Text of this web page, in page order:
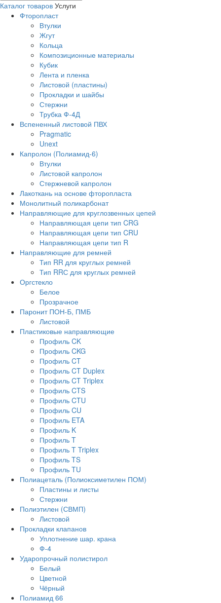
Каталог товаров Услуги
Фторопласт
Втулки
Жгут
Кольца
Композиционные материалы
Кубик
Лента и пленка
Листовой (пластины)
Прокладки и шайбы
Стержни
Трубка Ф-4Д
Вспененный листовой ПВХ
Pragmatic
Unext
Капролон (Полиамид-6)
Втулки
Листовой капролон
Стержневой капролон
Лакоткань на основе фторопласта
Монолитный поликарбонат
Направляющие для круглозвенных цепей
Направляющая цепи тип CRG
Направляющая цепи тип CRU
Направляющая цепи тип R
Направляющие для ремней
Тип RR для круглых ремней
Тип RRС для круглых ремней
Оргстекло
Белое
Прозрачное
Паронит ПОН-Б, ПМБ
Листовой
Пластиковые направляющие
Профиль CK
Профиль CKG
Профиль CT
Профиль CT Duplex
Профиль CT Triplex
Профиль CTS
Профиль CTU
Профиль CU
Профиль ETA
Профиль K
Профиль T
Профиль T Triplex
Профиль TS
Профиль TU
Полиацеталь (Полиоксиметилен ПОМ)
Пластины и листы
Стержни
Полиэтилен (СВМП)
Листовой
Прокладки клапанов
Уплотнение шар. крана
Ф-4
Ударопрочный полистирол
Белый
Цветной
Чёрный
Полиамид 66